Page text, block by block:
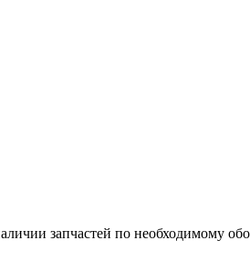
запчастей по необходимому